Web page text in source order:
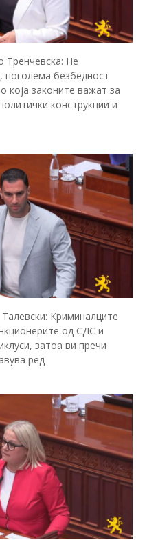
Тренчевска: Не
поголема безбедност
која законите важат за
конструкции и
Криминалците
од СДС и
затоа ви пречи
ред